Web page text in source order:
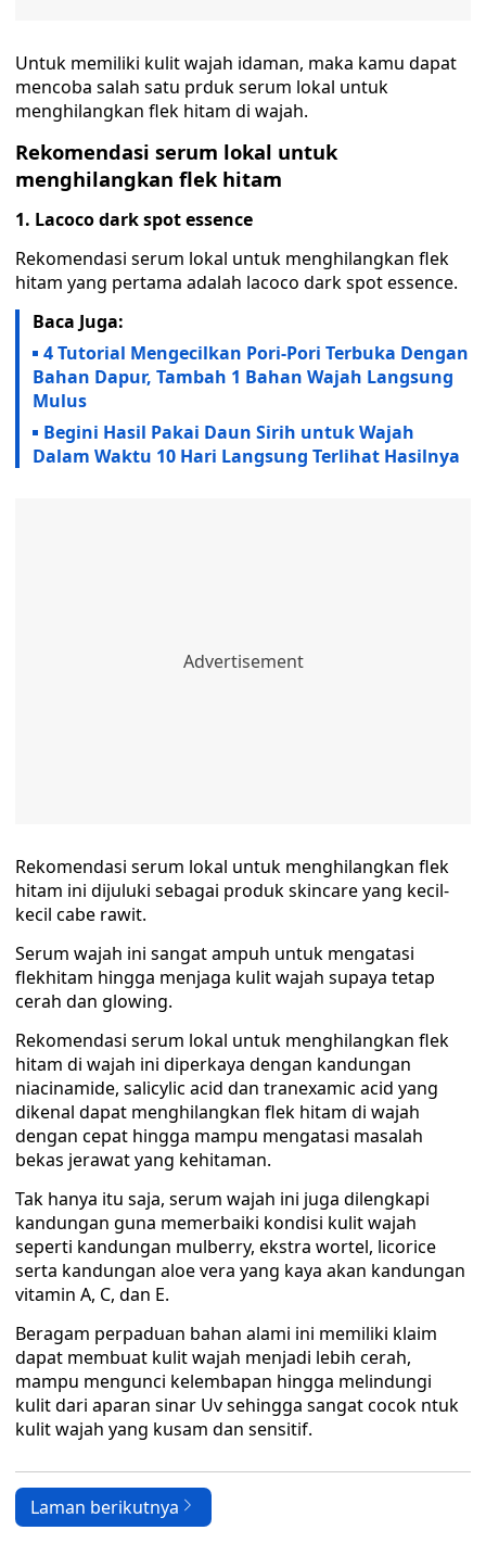
Untuk memiliki kulit wajah idaman, maka kamu dapat
mencoba salah satu prduk serum lokal untuk
menghilangkan flek hitam di wajah.
Rekomendasi serum lokal untuk
menghilangkan flek hitam
1. Lacoco dark spot essence
Rekomendasi serum lokal untuk menghilangkan flek
hitam yang pertama adalah lacoco dark spot essence.
Baca Juga:
4 Tutorial Mengecilkan Pori-Pori Terbuka Dengan
Bahan Dapur, Tambah 1 Bahan Wajah Langsung
Mulus
Begini Hasil Pakai Daun Sirih untuk Wajah
Dalam Waktu 10 Hari Langsung Terlihat Hasilnya
Rekomendasi serum lokal untuk menghilangkan flek
hitam ini dijuluki sebagai produk skincare yang kecil-
kecil cabe rawit.
Serum wajah ini sangat ampuh untuk mengatasi
flekhitam hingga menjaga kulit wajah supaya tetap
cerah dan glowing.
Rekomendasi serum lokal untuk menghilangkan flek
hitam di wajah ini diperkaya dengan kandungan
niacinamide, salicylic acid dan tranexamic acid yang
dikenal dapat menghilangkan flek hitam di wajah
dengan cepat hingga mampu mengatasi masalah
bekas jerawat yang kehitaman.
Tak hanya itu saja, serum wajah ini juga dilengkapi
kandungan guna memerbaiki kondisi kulit wajah
seperti kandungan mulberry, ekstra wortel, licorice
serta kandungan aloe vera yang kaya akan kandungan
vitamin A, C, dan E.
Beragam perpaduan bahan alami ini memiliki klaim
dapat membuat kulit wajah menjadi lebih cerah,
mampu mengunci kelembapan hingga melindungi
kulit dari aparan sinar Uv sehingga sangat cocok ntuk
kulit wajah yang kusam dan sensitif.
Laman berikutnya